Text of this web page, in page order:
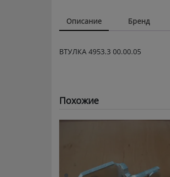
Описание Бренд
ВТУЛКА 4953.3 00.00.05
Похожие